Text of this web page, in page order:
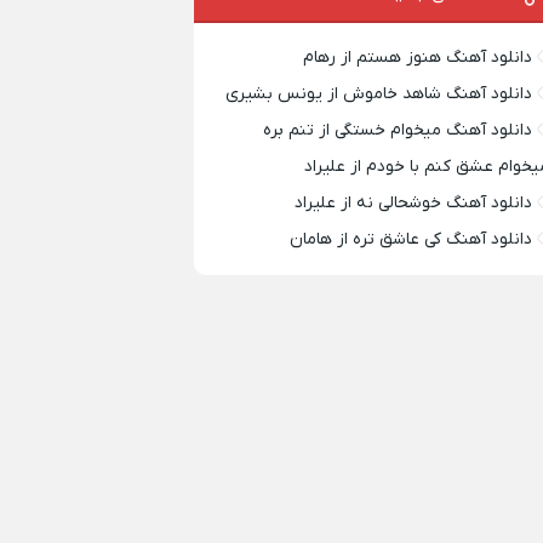
دانلود آهنگ هنوز هستم از رهام
دانلود آهنگ شاهد خاموش از یونس بشیری
دانلود آهنگ میخوام خستگی از تنم بره
عشق کنم با خودم از علیراد
دانلود آهنگ خوشحالی نه از علیراد
دانلود آهنگ کی عاشق تره از هامان